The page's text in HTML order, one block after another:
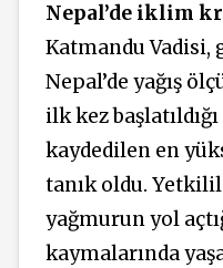
Nepal’de iklim
Katmandu Vadisi,
Nepal’de yağış
ilk kez
kaydedilen en
tanık oldu.
yağmurun yol
kaymalarında